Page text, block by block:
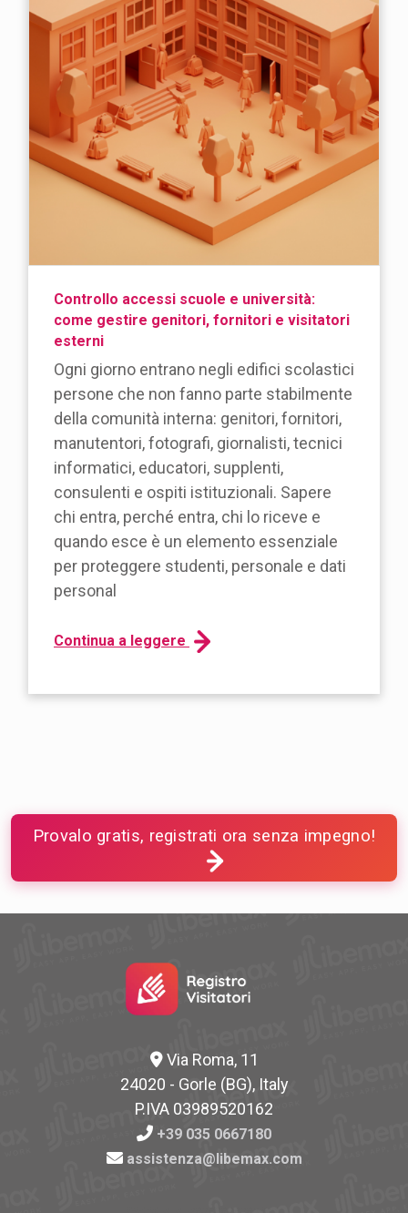
Controllo accessi scuole e università:
come gestire genitori, fornitori e visitatori
esterni
Ogni giorno entrano negli edifici scolastici
persone che non fanno parte stabilmente
della comunità interna: genitori, fornitori,
manutentori, fotografi, giornalisti, tecnici
informatici, educatori, supplenti,
consulenti e ospiti istituzionali. Sapere
chi entra, perché entra, chi lo riceve e
quando esce è un elemento essenziale
per proteggere studenti, personale e dati
personal
Continua a leggere
Provalo gratis, registrati ora senza impegno!
Via Roma, 11
24020 - Gorle (BG), Italy
P.IVA 03989520162
+39 035 0667180
assistenza@libemax.com